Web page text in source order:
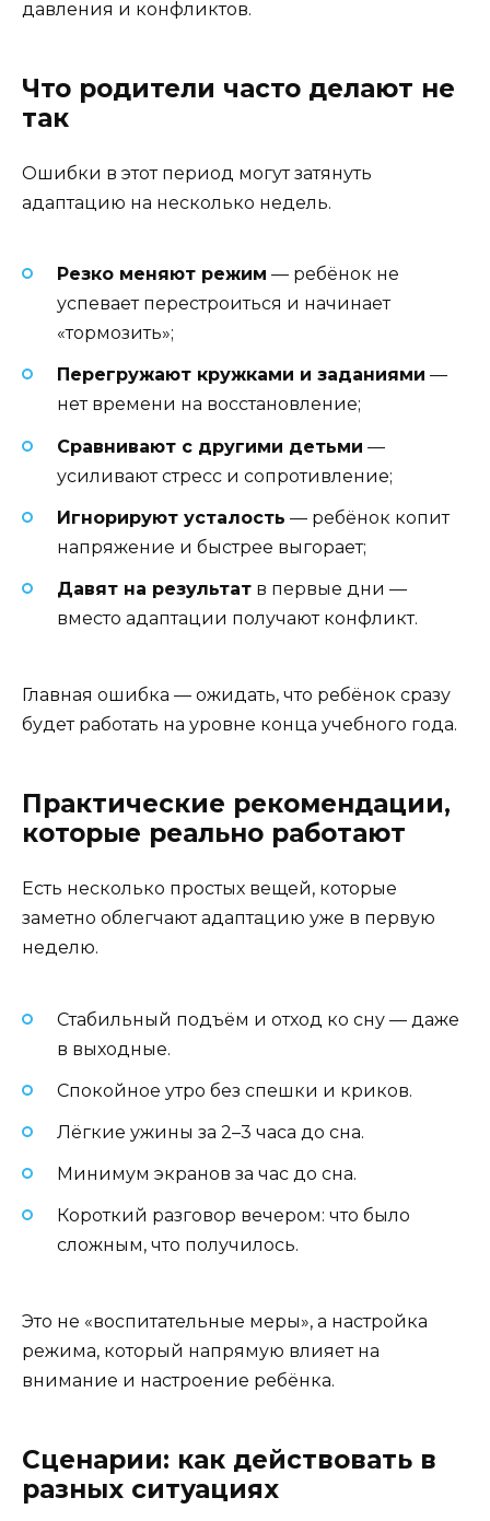
давления и конфликтов.
Что родители часто делают не
так
Ошибки в этот период могут затянуть
адаптацию на несколько недель.
Резко меняют режим — ребёнок не
успевает перестроиться и начинает
«тормозить»;
Перегружают кружками и заданиями —
нет времени на восстановление;
Сравнивают с другими детьми —
усиливают стресс и сопротивление;
Игнорируют усталость — ребёнок копит
напряжение и быстрее выгорает;
Давят на результат в первые дни —
вместо адаптации получают конфликт.
Главная ошибка — ожидать, что ребёнок сразу
будет работать на уровне конца учебного года.
Практические рекомендации,
которые реально работают
Есть несколько простых вещей, которые
заметно облегчают адаптацию уже в первую
неделю.
Стабильный подъём и отход ко сну — даже
в выходные.
Спокойное утро без спешки и криков.
Лёгкие ужины за 2–3 часа до сна.
Минимум экранов за час до сна.
Короткий разговор вечером: что было
сложным, что получилось.
Это не «воспитательные меры», а настройка
режима, который напрямую влияет на
внимание и настроение ребёнка.
Сценарии: как действовать в
разных ситуациях